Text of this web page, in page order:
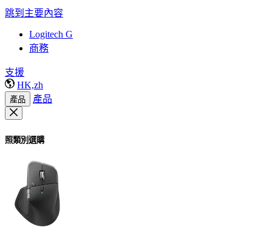
跳到主要內容
Logitech G
商務
支援
HK,zh
產品 產品
照類別選購